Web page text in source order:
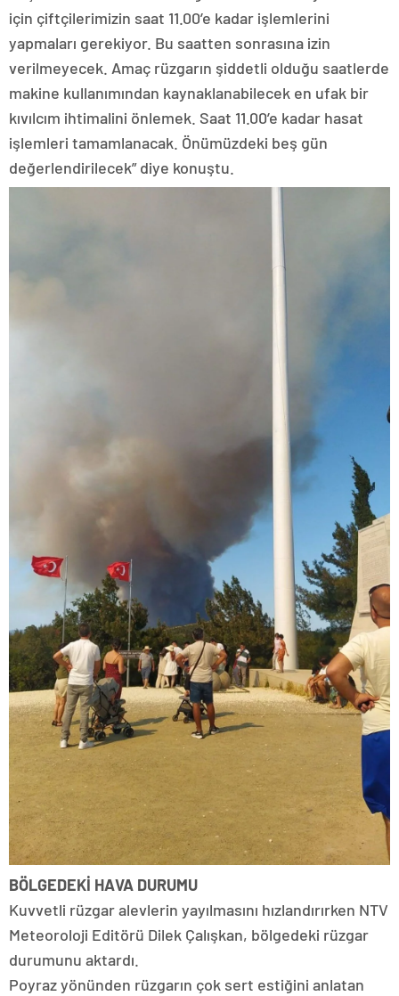
için çiftçilerimizin saat 11.00’e kadar işlemlerini
yapmaları gerekiyor. Bu saatten sonrasına izin
verilmeyecek. Amaç rüzgarın şiddetli olduğu saatlerde
makine kullanımından kaynaklanabilecek en ufak bir
kıvılcım ihtimalini önlemek. Saat 11.00’e kadar hasat
işlemleri tamamlanacak. Önümüzdeki beş gün
değerlendirilecek” diye konuştu.
BÖLGEDEKİ HAVA DURUMU
Kuvvetli rüzgar alevlerin yayılmasını hızlandırırken NTV
Meteoroloji Editörü Dilek Çalışkan, bölgedeki rüzgar
durumunu aktardı.
Poyraz yönünden rüzgarın çok sert estiğini anlatan